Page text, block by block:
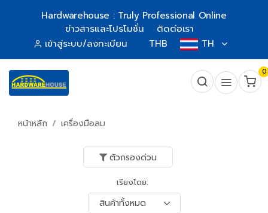
Hardwarehouse : Truly Professional Online
ข่าวสารและโปรโมชั่น
ติดต่อเรา
เข้าสู่ระบบ/ลงทะเบียน
THB TH
0
หน้าหลัก เครื่องมือลม
ตัวกรองด่วน
เรียงโดย: